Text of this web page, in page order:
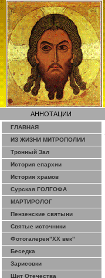
АННОТАЦИИ
ГЛАВНАЯ
ИЗ ЖИЗНИ МИТРОПОЛИИ
Тронный Зал
История епархии
История храмов
Сурская ГОЛГОФА
МАРТИРОЛОГ
Пензенские святыни
Святые источники
Фотогалерея"ХХ век"
Беседка
Зарисовки
Щит Отечества